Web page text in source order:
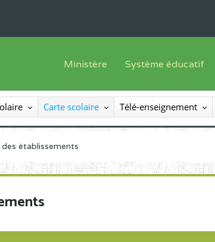
Ministère
Le Ministre
Le SEESEN
Inspection Générale des
Organigramme
Système éducatif
Offre de formation
Progammes
Carte scolaire Télé-enseignement
établissements